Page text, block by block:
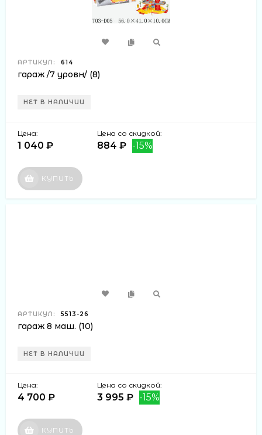
АРТИКУЛ: 614
гараж /7 уровн/ (8)
НЕТ В НАЛИЧИИ
Цена:
1 040 ₽
Цена со скидкой:
884 ₽ -15%
КУПИТЬ
АРТИКУЛ: 5513-26
гараж 8 маш. (10)
НЕТ В НАЛИЧИИ
Цена:
4 700 ₽
Цена со скидкой:
3 995 ₽ -15%
КУПИТЬ